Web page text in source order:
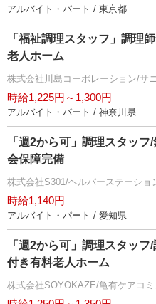
アルバイト・パート / 東京都
「福祉調理スタッフ」調理
老人ホーム
株式会社川島コーポレーション/サ
時給1,225円～1,300円
アルバイト・パート / 神奈川県
「週2から可」調理スタッ
会保障完備
株式会社S301/ヘルパーステーショ
時給1,140円
アルバイト・パート / 愛知県
「週2から可」調理スタッ
付き有料老人ホーム
株式会社SOYOKAZE/亀有ケアコ